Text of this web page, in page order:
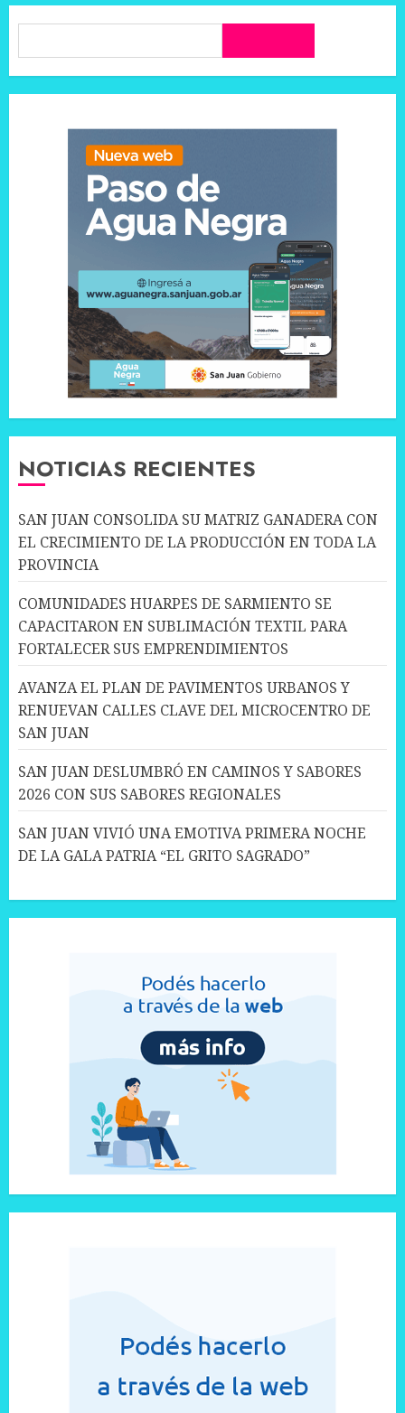
NOTICIAS RECIENTES
SAN JUAN CONSOLIDA SU MATRIZ GANADERA CON
EL CRECIMIENTO DE LA PRODUCCIÓN EN TODA LA
PROVINCIA
COMUNIDADES HUARPES DE SARMIENTO SE
CAPACITARON EN SUBLIMACIÓN TEXTIL PARA
FORTALECER SUS EMPRENDIMIENTOS
AVANZA EL PLAN DE PAVIMENTOS URBANOS Y
RENUEVAN CALLES CLAVE DEL MICROCENTRO DE
SAN JUAN
SAN JUAN DESLUMBRÓ EN CAMINOS Y SABORES
2026 CON SUS SABORES REGIONALES
SAN JUAN VIVIÓ UNA EMOTIVA PRIMERA NOCHE
DE LA GALA PATRIA “EL GRITO SAGRADO”